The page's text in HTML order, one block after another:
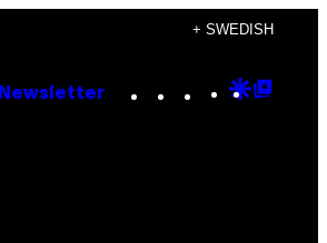
+ SWEDISH
Newsletter Instagram
TikTok
YouTube
Google